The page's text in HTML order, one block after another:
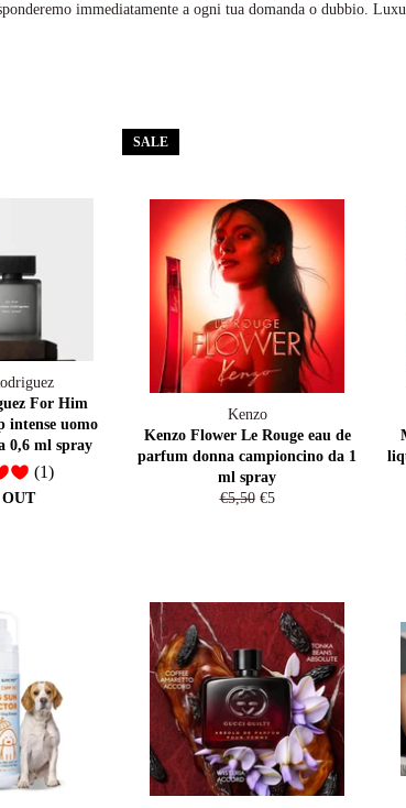
immediatamente a ogni tua domanda o dubbio.
For Him
intense uomo
0,6 ml spray
(1)
Kenzo
Kenzo Flower Le Rouge eau de
parfum donna campioncino da 1
ml spray
Regular
€5,50 Sale
€5
SALE